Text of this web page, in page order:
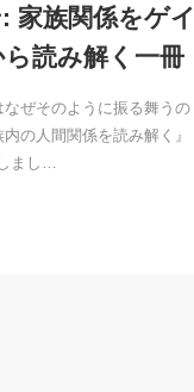
家族関係をゲイ
読み解く一冊
ぜそのように振る舞うの
の人間関係を読み解く』
まし…